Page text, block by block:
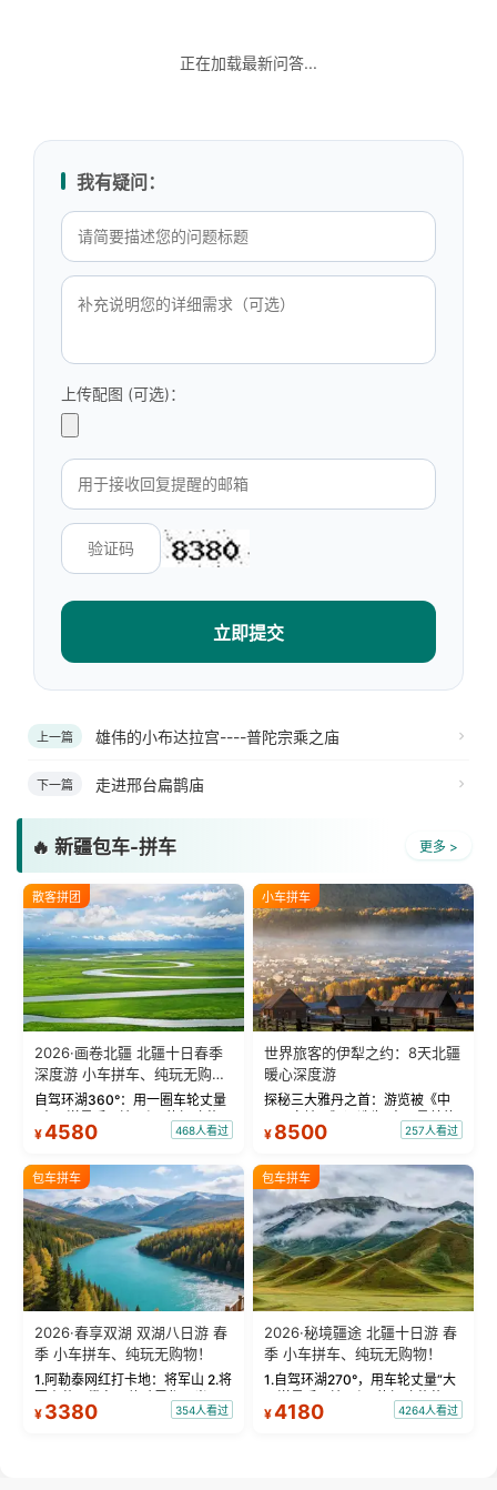
正在加载最新问答...
我有疑问：
上传配图 (可选)：
立即提交
上一篇 雄伟的小布达拉宫----普陀宗乘之庙
下一篇 走进邢台扁鹊庙
🔥 新疆包车-拼车 更多 >
散客拼团
2026·画卷北疆 北疆十日春季
深度游 小车拼车、纯玩无购
物！
自驾环湖360°：用一圈车轮丈量
“大西洋最后一滴眼泪”的极致蔚
蓝。 赛湖旅拍：甄选多款风格服
绝美瞬间。 赛湖坦克300跟车视
频：专业摄影师...
¥4580 468人看过
小车拼车
世界旅客的伊犁之约：8天北疆
暖心深度游
探秘三大雅丹之首：游览被《中
国国家地理》评选为“中国最美的
三大雅丹”第一名的克拉玛依魔鬼
瓦人最大村落——禾木村，欣赏
晨雾与小木...
¥ 8500 257人看过
包车拼车
2026·春享双湖 双湖八日游 春
季 小车拼车、纯玩无购物！
1.阿勒泰网红打卡地：将军山 2.将
军山落日缆车，体验雪都风光 3.
将军山，夕阳派对，蹦迪party 4.
¥ 3380 354人看过
包车拼车
2026·秘境疆途 北疆十日游 春
季 小车拼车、纯玩无购物！
1.自驾环湖270°，用车轮丈量“大
西洋最后一滴眼泪”的极致蔚蓝，
让雪山、花海与深邃湖水在转弯
¥4180 4264人看过